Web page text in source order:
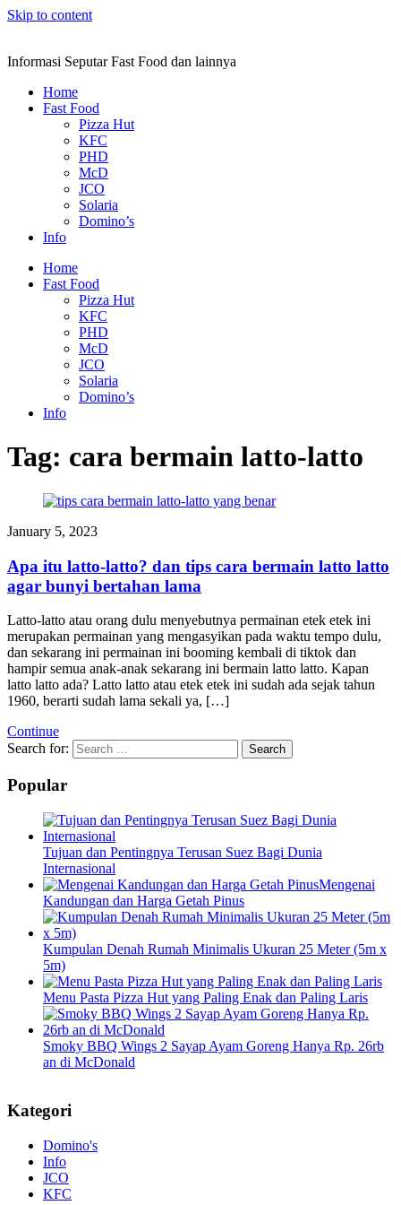
Skip to content
Informasi Seputar Fast Food dan lainnya
Home
Fast Food
Pizza Hut
KFC
PHD
McD
JCO
Solaria
Domino’s
Info
Home
Fast Food
Pizza Hut
KFC
PHD
McD
JCO
Solaria
Domino’s
Info
Tag: cara bermain latto-latto
January 5, 2023
Apa itu latto-latto? dan tips cara bermain latto latto
agar bunyi bertahan lama
Latto-latto atau orang dulu menyebutnya permainan etek etek ini
merupakan permainan yang mengasyikan pada waktu tempo dulu,
dan sekarang ini permainan ini booming kembali di tiktok dan
hampir semua anak-anak sekarang ini bermain latto latto. Kapan
latto latto ada? Latto latto atau etek etek ini sudah ada sejak tahun
1960, berarti sudah lama sekali ya, […]
Continue
Search for:
Popular
Tujuan dan Pentingnya Terusan Suez Bagi Dunia
Internasional
Mengenai
Kandungan dan Harga Getah Pinus
Kumpulan Denah Rumah Minimalis Ukuran 25 Meter (5m x
5m)
Menu Pasta Pizza Hut yang Paling Enak dan Paling Laris
Smoky BBQ Wings 2 Sayap Ayam Goreng Hanya Rp. 26rb
an di McDonald
Kategori
Domino's
Info
JCO
KFC